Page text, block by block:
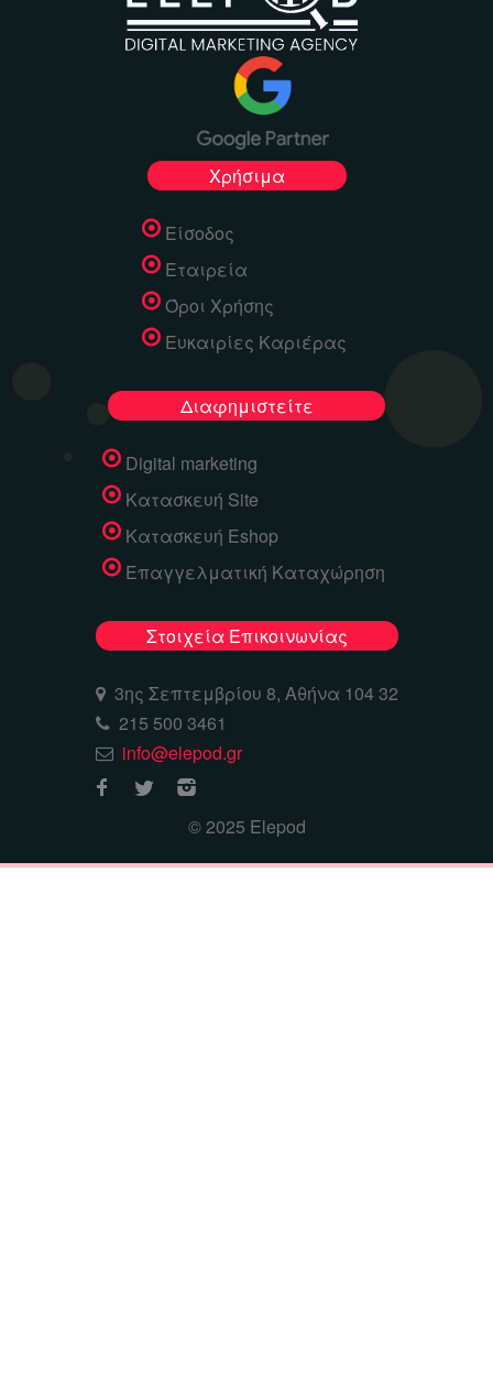
Χρήσιμα
Είσοδος
Εταιρεία
Όροι Χρήσης
Ευκαιρίες Καριέρας
Διαφημιστείτε
Digital marketing
Κατασκευή Site
Κατασκευή Eshop
Επαγγελματική Καταχώρηση
Στοιχεία Επικοινωνίας
3ης Σεπτεμβρίου 8, Αθήνα 104 32
215 500 3461
info@elepod.gr
© 2025 Elepod